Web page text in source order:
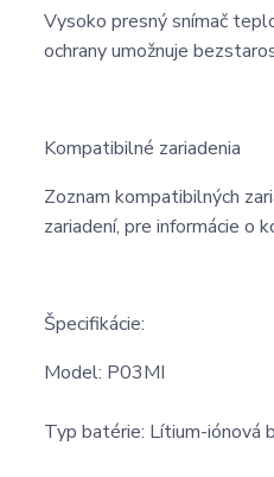
Vysoko presný snímač
ochrany umožnuje
Kompatibilné zariadenia
Zoznam kompatibilných
zariadení, pre informácie o
Špecifikácie:
Model: P03MI
Typ batérie: Lítium-iónová